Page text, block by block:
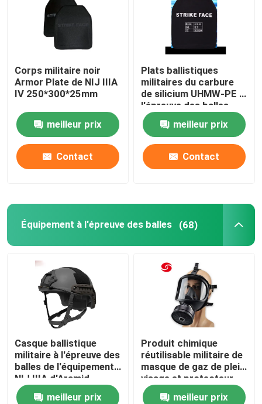
Vitesse extérieure tactique
Bottes tactiques de combat
Gilet tactique de combat
Anti équipement de la police anti-émeute
Équipement militaire tactique
Headwear tactique militaire
Équipement électrique
Un sac de premiers soins
Corps militaire noir
Armor Plate de NIJ IIIA
IV 250*300*25mm
meilleur prix
Contact
Plats ballistiques
militaires du carbure
de silicium UHMW-PE à
l'épreuve des balles
meilleur prix
Contact
Équipement à l'épreuve des balles (68)
Casque ballistique
militaire à l'épreuve des
balles de l'équipement
NIJ IIIA d'Aramid
meilleur prix
Produit chimique
réutilisable militaire de
masque de gaz de plein
visage et protecteur
biologique
meilleur prix